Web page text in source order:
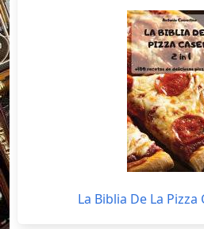
La Biblia De La Pizza